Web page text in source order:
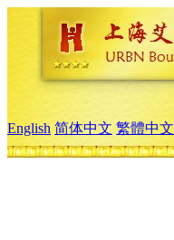
English 简体中文 繁體中文